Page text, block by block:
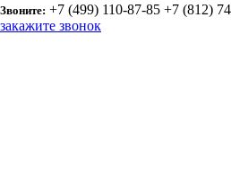
Звоните: +7 (499) 110-87-85 +7 (812)
закажите звонок